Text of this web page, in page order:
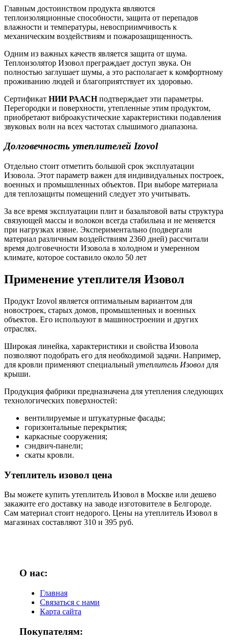
Главным достоинством продукта являются
теплоизоляционные способности, защита от перепадов
влажности и температуры, невосприимчивость к
механическим воздействиям и пожарозащищенность.
Одним из важных качеств является защита от шума.
Теплоизолятор Изовол преграждает доступ звука. Он
полностью заглушает шумы, а это располагает к комфортному
проживанию людей и благоприятствует их здоровью.
Сертификат НИИ РААСНподтверждает эти параметры.
Перегородки и поверхности, утепленные этим продуктом,
приобретают виброакустические характеристики подавления
звуковых волн на всех частотах слышимого диапазона.
Долговечность утеплителей Izovol
Отдельно стоит отметить большой срок эксплуатации
Изовола. Этот параметр важен для индивидуальных построек,
военных и промышленных объектов. При выборе материала
для теплозащиты помещений следует это учитывать.
За все время эксплуатации плит и базальтовой ваты структура
связующей массы и волокон всегда стабильна и не меняется
при нагрузках извне. Экспериментально (подвергали
материал различным воздействиям 2360 дней) рассчитали
время долговечности Изовола в холодном и умеренном
климате, которое составило около 50 лет
Применение утеплителя Изовол
Продукт Izovol является оптимальным вариантом для
новостроек, старых домов, промышленных и военных
объектов. Его используют в машиностроении и других
отраслях.
Широкая линейка, характеристики и свойства Изовола
позволяют подобрать его для необходимой задачи. Например,
для кровли применяют специальный утеплитель Изовол для
крыши.
Продукция фабрики предназначена для утепления следующих
технологических поверхностей:
вентилируемые и штукатурные фасады;
горизонтальные перекрытия;
каркасные сооружения;
сэндвич-панели;
скаты кровли.
Утеплитель изовол цена
Вы можете купить утеплитель Изовол в Москве или дешево
закажите его доставку на заводе изготовителе в Белгороде.
Сам материал стоит недорого. Цены на утеплитель Изовол в
магазинах составляют 310 и 395 руб.
О нас:
Главная
Связаться с нами
Карта сайта
Покупателям: